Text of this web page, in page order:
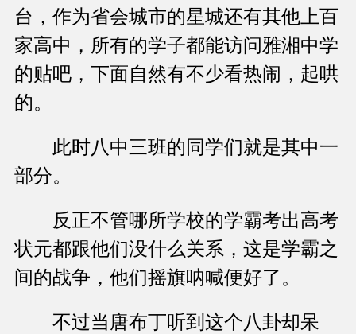
台，作为省会城市的星城还有其他上百
家高中，所有的学子都能访问雅湘中学
的贴吧，下面自然有不少看热闹，起哄
的。
此时八中三班的同学们就是其中一
部分。
反正不管哪所学校的学霸考出高考
状元都跟他们没什么关系，这是学霸之
间的战争，他们摇旗呐喊便好了。
不过当唐布丁听到这个八卦却呆